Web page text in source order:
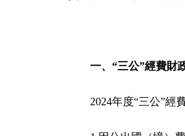
一、“三公”經費財
2024年度“三公”經